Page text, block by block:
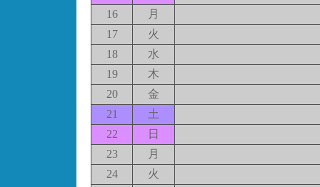
16
月
17
火
18
水
19
木
20
金
21
土
22
日
23
月
24
火